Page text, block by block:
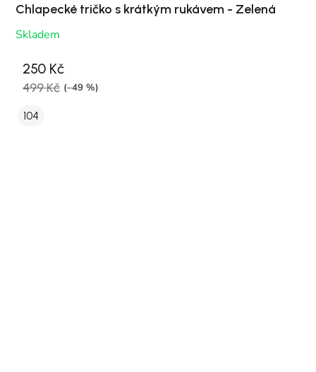
Chlapecké tričko s krátkým rukávem - Zelená
Skladem
250 Kč
499 Kč (–49 %)
104